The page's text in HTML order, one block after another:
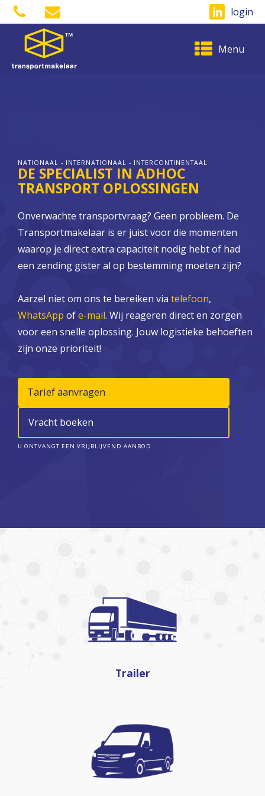
login
Menu
NATIONAAL - INTERNATIONAAL - INTERCONTINENTAAL
DE SPECIALIST IN ADHOC
TRANSPORT OPLOSSINGEN
Onverwachte transportvraag? Geen probleem. De
Transportmakelaar is er juist voor die momenten
waarop je direct extra capaciteit nodig hebt of had
een zending gister al op bestemming moeten zijn?
Aarzel niet om ons te bereiken via telefoon,
WhatsApp ofe-mail. Wij reageren direct en zorgen
voor een snelle oplossing. Jouw logistieke behoeften
zijn onze prioriteit!
Tarief aanvragen
Vracht boeken
U ONTVANGT EEN VRIJBLIJVEND AANBOD
Trailer